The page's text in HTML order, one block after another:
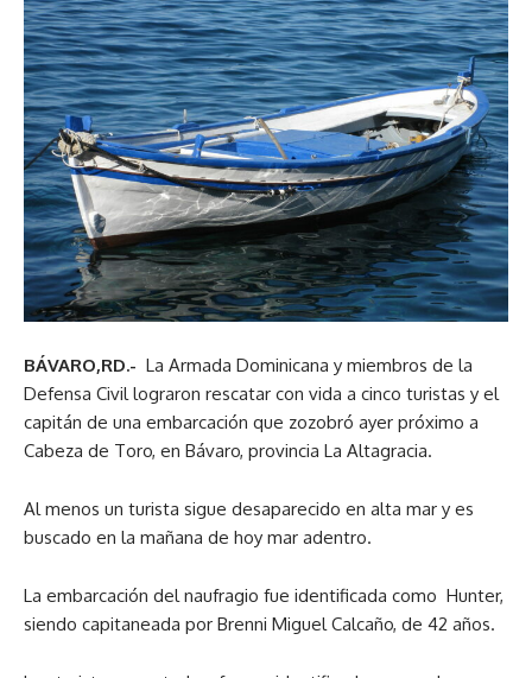
BÁVARO,RD.- La Armada Dominicana y miembros de la
Defensa Civil lograron rescatar con vida a cinco turistas y el
capitán de una embarcación que zozobró ayer próximo a
Cabeza de Toro, en Bávaro, provincia La Altagracia.
Al menos un turista sigue desaparecido en alta mar y es
buscado en la mañana de hoy mar adentro.
La embarcación del naufragio fue identificada como Hunter,
siendo capitaneada por Brenni Miguel Calcaño, de 42 años.